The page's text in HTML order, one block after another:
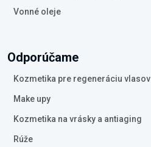
Vonné oleje
Odporúčame
Kozmetika pre regeneráciu vlasov
Make upy
Kozmetika na vrásky a antiaging
Rúže